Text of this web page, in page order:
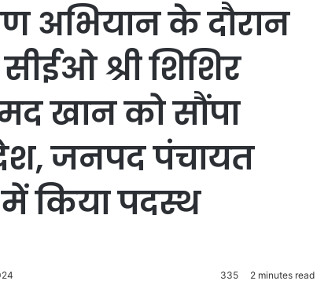
अभियान के दौरान
श्री शिशिर
खान को सौंपा
जनपद पंचायत
किया पदस्थ
335 2 minutes read